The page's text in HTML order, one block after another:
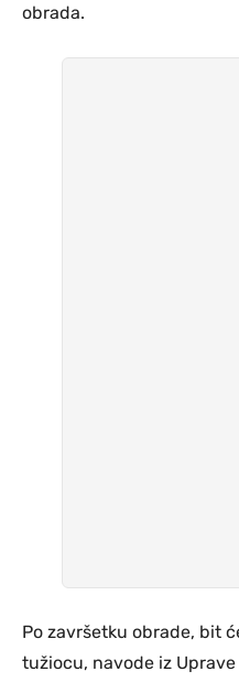
obrada.
Po završetku obrade, bit
tužiocu, navode iz Uprave